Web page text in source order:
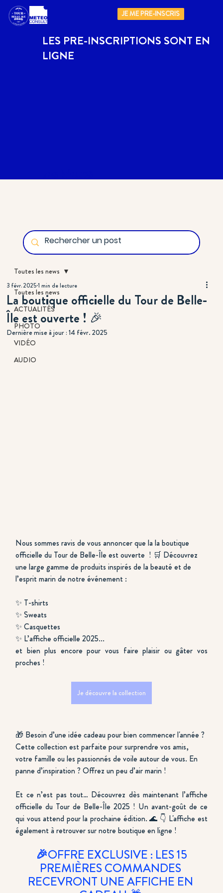
JE ME PRE-INSCRIS
LES PRE-INSCRIPTIONS SONT EN
LIGNE
Toutes les news
ACTUALITÉS
PHOTO
VIDÉO
AUDIO
Toutes les news
La boutique officielle du Tour de Belle-
Île est ouverte ! 🎉
3 févr. 20251 min de lecture
Dernière mise à jour :14 févr. 2025
Nous sommes ravis de vous annoncer que la la boutique
officielle du Tour de Belle-Île est ouverte  ! 🛒 Découvrez
une large gamme de produits inspirés de la beauté et de
l’esprit marin de notre événement :
✨ T-shirts
✨ Sweats
✨ Casquettes
✨ L’affiche officielle 2025...
et bien plus encore pour vous faire plaisir ou gâter vos
proches !
Je découvre la collection
🎁 Besoin d’une idée cadeau pour bien commencer l'année ?
Cette collection est parfaite pour surprendre vos amis,
votre famille ou les passionnés de voile autour de vous. En
panne d’inspiration ? Offrez un peu d’air marin !
Et ce n’est pas tout… Découvrez dès maintenant l’affiche
officielle du Tour de Belle-Île 2025 ! Un avant-goût de ce
qui vous attend pour la prochaine édition. 🌊 👇 L'affiche est
également à retrouver sur notre boutique en ligne !
🎉OFFRE EXCLUSIVE : LES 15
PREMIÈRES COMMANDES
RECEVRONT UNE AFFICHE EN